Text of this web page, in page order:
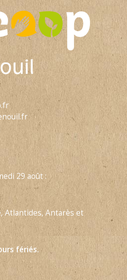
29 août :
Atlantides, Antarès et
fériés.